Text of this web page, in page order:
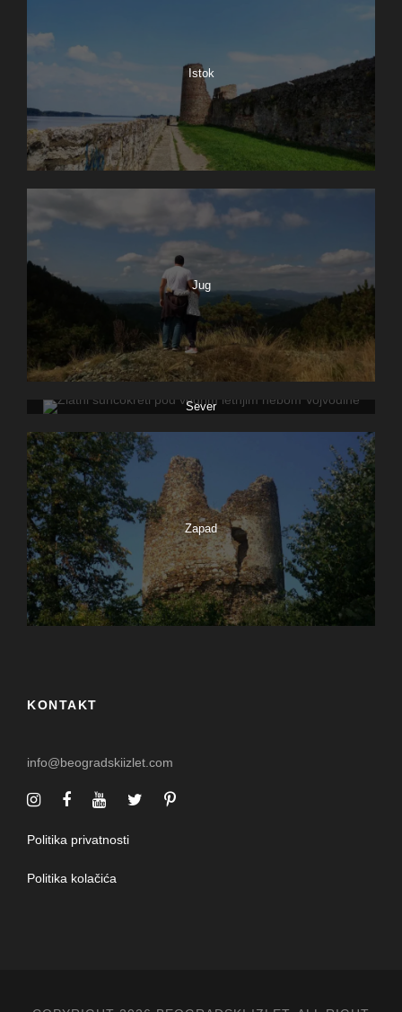
Istok
Jug
Sever
Zapad
KONTAKT
info@beogradskiizlet.com
Politika privatnosti
Politika kolačića